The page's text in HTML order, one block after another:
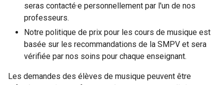
seras contacté·e personnellement par l'un de nos
professeurs.
Notre politique de prix pour les cours de musique est
basée sur les recommandations de la SMPV et sera
vérifiée par nos soins pour chaque enseignant.
Les demandes des élèves de musique peuvent être